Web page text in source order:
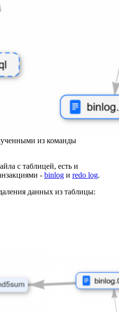
из команды
с таблицей, есть и
- binlog и redo log.
данных из таблицы: